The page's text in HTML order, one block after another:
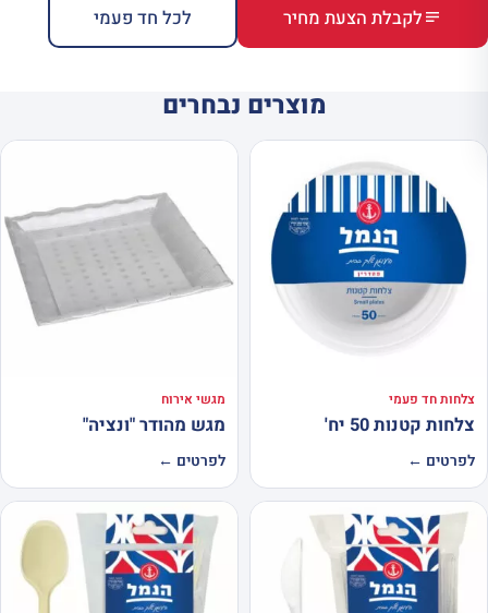
לקבלת הצעת מחיר לכל חד פעמי
מוצרים נבחרים
צלחות חד פעמי
צלחות קטנות 50 יח'
לפרטים ←
מגשי אירוח
מגש מהודר "ונציה"
לפרטים ←